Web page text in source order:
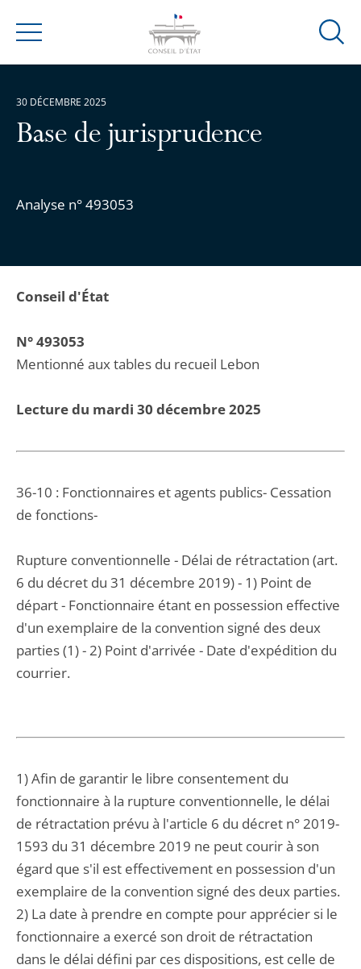
Menu
Ouvrir
Base de jurisprudence
Analyse n° 493053
30 DÉCEMBRE 2025
Conseil d'État
N° 493053
Mentionné aux tables du recueil Lebon
Lecture du mardi 30 décembre 2025
36-10 : Fonctionnaires et agents publics- Cessation
de fonctions-
Rupture conventionnelle - Délai de rétractation (art.
6 du décret du 31 décembre 2019) - 1) Point de
départ - Fonctionnaire étant en possession effective
d'un exemplaire de la convention signé des deux
parties (1) - 2) Point d'arrivée - Date d'expédition du
courrier.
1) Afin de garantir le libre consentement du
fonctionnaire à la rupture conventionnelle, le délai
de rétractation prévu à l'article 6 du décret n° 2019-
1593 du 31 décembre 2019 ne peut courir à son
égard que s'il est effectivement en possession d'un
exemplaire de la convention signé des deux parties.
2) La date à prendre en compte pour apprécier si le
fonctionnaire a exercé son droit de rétractation
dans le délai défini par ces dispositions, est celle de